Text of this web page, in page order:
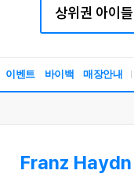
이벤트 바이백 매장안내
Franz Haydn